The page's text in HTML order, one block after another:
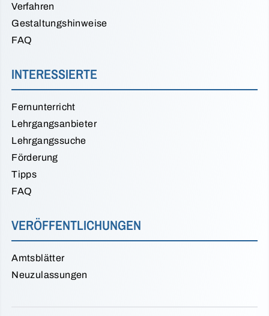
Verfahren
Gestaltungshinweise
FAQ
INTERESSIERTE
Fernunterricht
Lehrgangsanbieter
Lehrgangssuche
Förderung
Tipps
FAQ
VERÖFFENTLICHUNGEN
Amtsblätter
Neuzulassungen